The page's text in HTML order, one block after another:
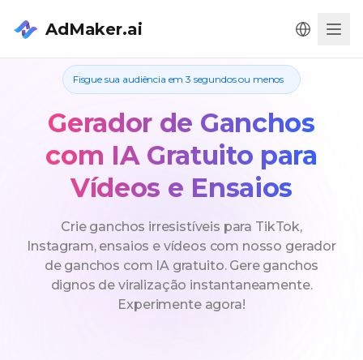
AdMaker.ai
Fisgue sua audiência em 3 segundos ou menos
Gerador de Ganchos
com IA Gratuito para
Vídeos e Ensaios
Crie ganchos irresistíveis para TikTok,
Instagram, ensaios e vídeos com nosso gerador
de ganchos com IA gratuito. Gere ganchos
dignos de viralização instantaneamente.
Experimente agora!